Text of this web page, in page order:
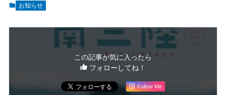
お知らせ
この記事が気に入ったら
フォローしてね！
Follow Me